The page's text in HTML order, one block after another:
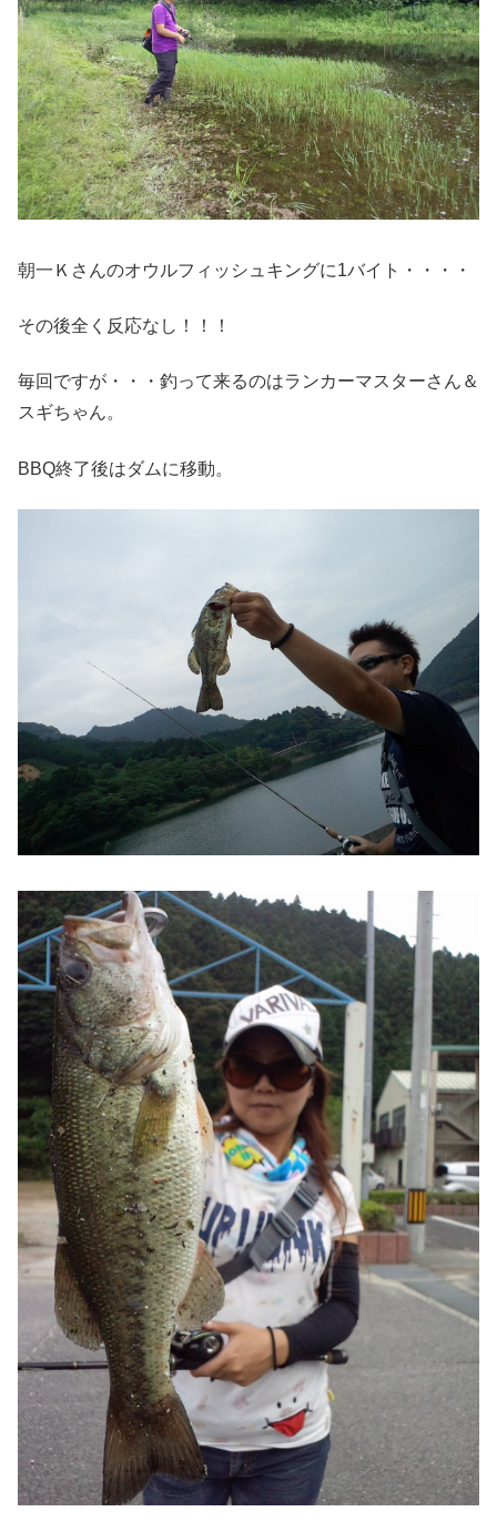
朝一Ｋさんのオウルフィッシュキングに1バイト・・・・
その後全く反応なし！！！
毎回ですが・・・釣って来るのはランカーマスターさん＆
スギちゃん。
BBQ終了後はダムに移動。